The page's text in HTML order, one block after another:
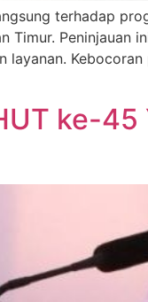
terhadap
Timur. Peninjauan
layanan.
ke-45